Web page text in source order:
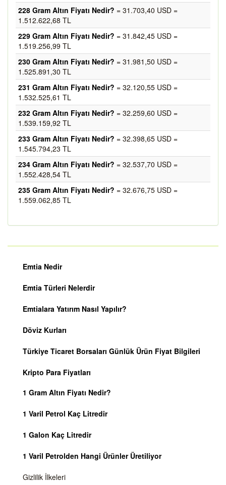
228 Gram Altın Fiyatı Nedir? = 31.703,40 USD =
1.512.622,68 TL
229 Gram Altın Fiyatı Nedir? = 31.842,45 USD =
1.519.256,99 TL
230 Gram Altın Fiyatı Nedir? = 31.981,50 USD =
1.525.891,30 TL
231 Gram Altın Fiyatı Nedir? = 32.120,55 USD =
1.532.525,61 TL
232 Gram Altın Fiyatı Nedir? = 32.259,60 USD =
1.539.159,92 TL
233 Gram Altın Fiyatı Nedir? = 32.398,65 USD =
1.545.794,23 TL
234 Gram Altın Fiyatı Nedir? = 32.537,70 USD =
1.552.428,54 TL
235 Gram Altın Fiyatı Nedir? = 32.676,75 USD =
1.559.062,85 TL
Emtia Nedir
Emtia Türleri Nelerdir
Emtialara Yatırım Nasıl Yapılır?
Döviz Kurları
Türkiye Ticaret Borsaları Günlük Ürün Fiyat Bilgileri
Kripto Para Fiyatları
1 Gram Altın Fiyatı Nedir?
1 Varil Petrol Kaç Litredir
1 Galon Kaç Litredir
1 Varil Petrolden Hangi Ürünler Üretiliyor
Gizlilik İlkeleri